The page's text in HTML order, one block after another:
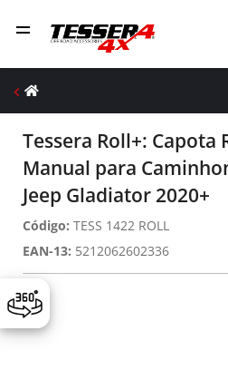
Tessera Roll+: Capota
Manual para
Jeep Gladiator 2020+
Código: TESS 1422 ROLL
EAN-13: 5212062602336